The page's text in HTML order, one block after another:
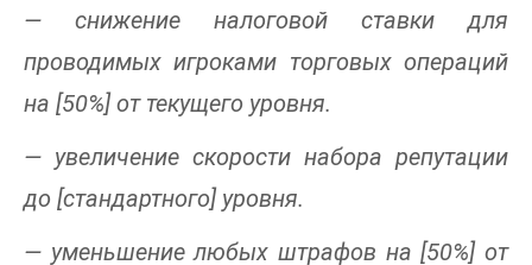
— снижение налоговой ставки для
проводимых игроками торговых операций
на [50%] от текущего уровня.
— увеличение скорости набора репутации
до [стандартного] уровня.
— уменьшение любых штрафов на [50%] от